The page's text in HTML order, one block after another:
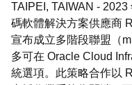
TAIPEI, TAIWAN - 2023
碼軟體解決方案供應商
宣布成立多階段聯盟（
多可在 Oracle Cloud
統選項。此策略合作以